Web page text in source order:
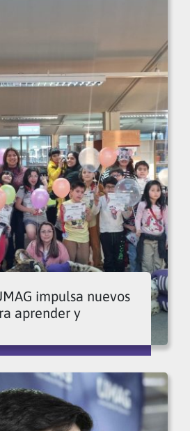
impulsa nuevos
aprender y